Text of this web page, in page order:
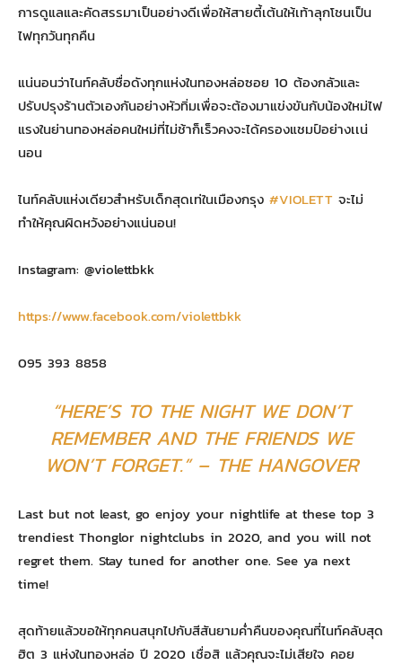
การดูแลและคัดสรรมาเป็นอย่างดีเพื่อให้สายตี้เต้นให้เท้าลุกโชนเป็น
ไฟทุกวันทุกคืน
แน่นอนว่าไนท์คลับชื่อดังทุกแห่งในทองหล่อซอย 10 ต้องกลัวและ
ปรับปรุงร้านตัวเองกันอย่างหัวทิ่มเพื่อจะต้องมาแข่งขันกับน้องใหม่ไฟ
แรงในย่านทองหล่อคนใหม่ที่ไม่ช้าก็เร็วคงจะได้ครองแชมป์อย่างเเน่
นอน
ไนท์คลับแห่งเดียวสำหรับเด็กสุดเท่ในเมืองกรุง #VIOLETT จะไม่
ทำให้คุณผิดหวังอย่างแน่นอน!
Instagram: @violettbkk
https://www.facebook.com/violettbkk
095 393 8858
“HERE’S TO THE NIGHT WE DON’T
REMEMBER AND THE FRIENDS WE
WON’T FORGET.” – THE HANGOVER
Last but not least, go enjoy your nightlife at these top 3
trendiest Thonglor nightclubs in 2020, and you will not
regret them. Stay tuned for another one. See ya next
time!
สุดท้ายแล้วขอให้ทุกคนสนุกไปกับสีสันยามค่ำคืนของคุณที่ไนท์คลับสุด
ฮิต 3 แห่งในทองหล่อ ปี 2020 เชื่อสิ แล้วคุณจะไม่เสียใจ คอย